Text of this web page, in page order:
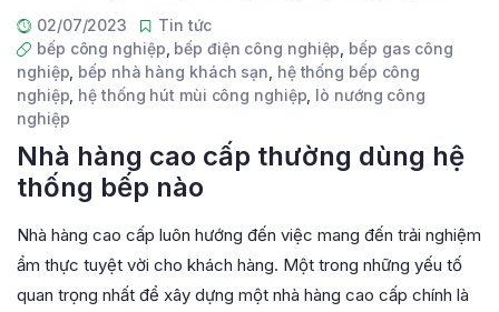
02/07/2023
Tin tức
bếp công nghiệp bếp điện công nghiệp bếp gas công
nghiệp bếp nhà hàng khách sạn hệ thống bếp công
nghiệp hệ thống hút mùi công nghiệp lò nướng công
nghiệp
Nhà hàng cao cấp thường dùng hệ
thống bếp nào
Nhà hàng cao cấp luôn hướng đến việc mang đến trải nghiệm
ẩm thực tuyệt vời cho khách hàng. Một trong những yếu tố
quan trọng nhất để xây dựng một nhà hàng cao cấp chính là